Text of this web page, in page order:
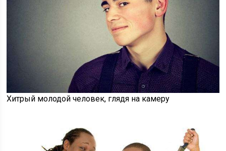
Хитрый молодой человек, глядя на камеру